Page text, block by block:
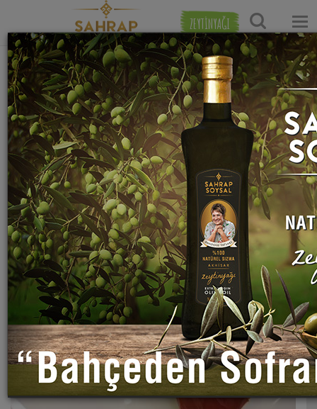
ZEYTİNYAĞI
Ana Sayfa Dolma Tarifleri